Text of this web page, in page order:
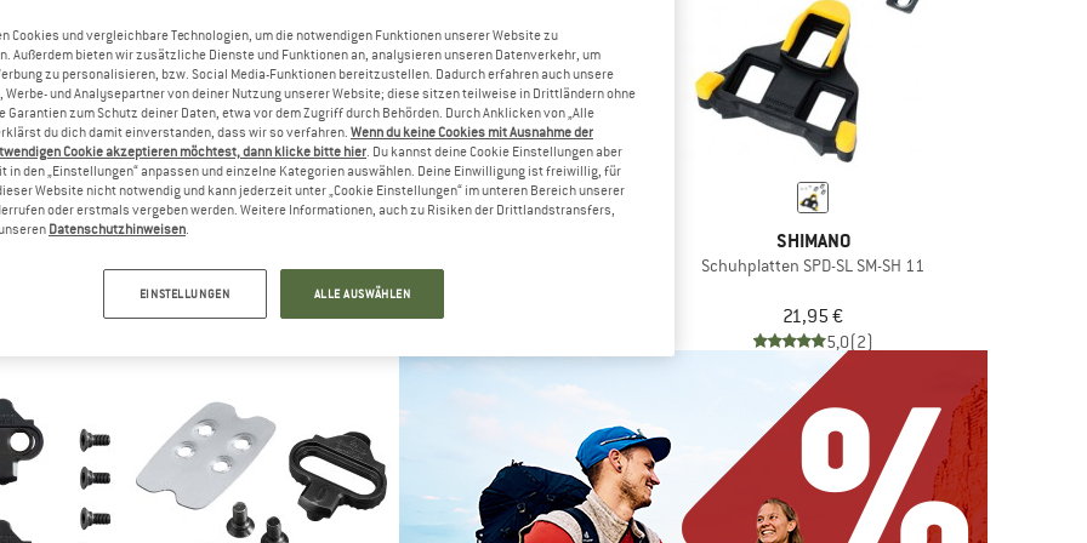
SHIMANO
Schuhplatten SPD SM-SH 51
14,95 €
(3)
Schuhplatten SM-SH56 SPD
SHIMANO
Schuhplatten SPD-SL SM-SH 11
21,95 €
5,0(2)
Cookies und vergleichbare Technologien, um die notwendigen Funktionen unserer Website zu
Außerdem bieten wir zusätzliche Dienste und Funktionen an, analysieren unseren Datenverkehr, um
zu personalisieren, bzw. Social Media-Funktionen bereitzustellen. Dadurch erfahren auch unsere
Werbe- und Analysepartner von deiner Nutzung unserer Website; diese sitzen teilweise in Drittländern ohne
Garantien zum Schutz deiner Daten, etwa vor dem Zugriff durch Behörden. Durch Anklicken von „Alle
du dich damit einverstanden, dass wir so verfahren. Wenn du keine Cookies mit Ausnahme der
Cookie akzeptieren möchtest, dann klicke bitte hier . Du kannst deine Cookie Einstellungen aber
in den „Einstellungen“ anpassen und einzelne Kategorien auswählen. Deine Einwilligung ist freiwillig, für
Website nicht notwendig und kann jederzeit unter „Cookie Einstellungen“ im unteren Bereich unserer
oder erstmals vergeben werden. Weitere Informationen, auch zu Risiken der Drittlandstransfers,
Datenschutzhinweisen
EINSTELLUNGEN ALLE AUSWÄHLEN